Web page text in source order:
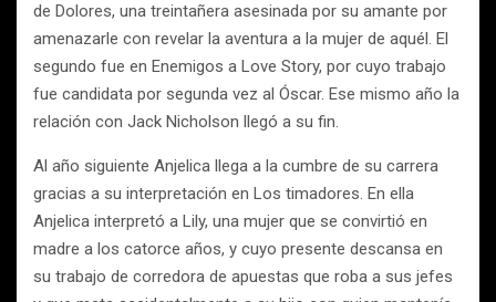
de Dolores, una treintañera asesinada por su amante por
amenazarle con revelar la aventura a la mujer de aquél. El
segundo fue en Enemigos a Love Story, por cuyo trabajo
fue candidata por segunda vez al Óscar. Ese mismo año la
relación con Jack Nicholson llegó a su fin.
Al año siguiente Anjelica llega a la cumbre de su carrera
gracias a su interpretación en Los timadores. En ella
Anjelica interpretó a Lily, una mujer que se convirtió en
madre a los catorce años, y cuyo presente descansa en
su trabajo de corredora de apuestas que roba a sus jefes